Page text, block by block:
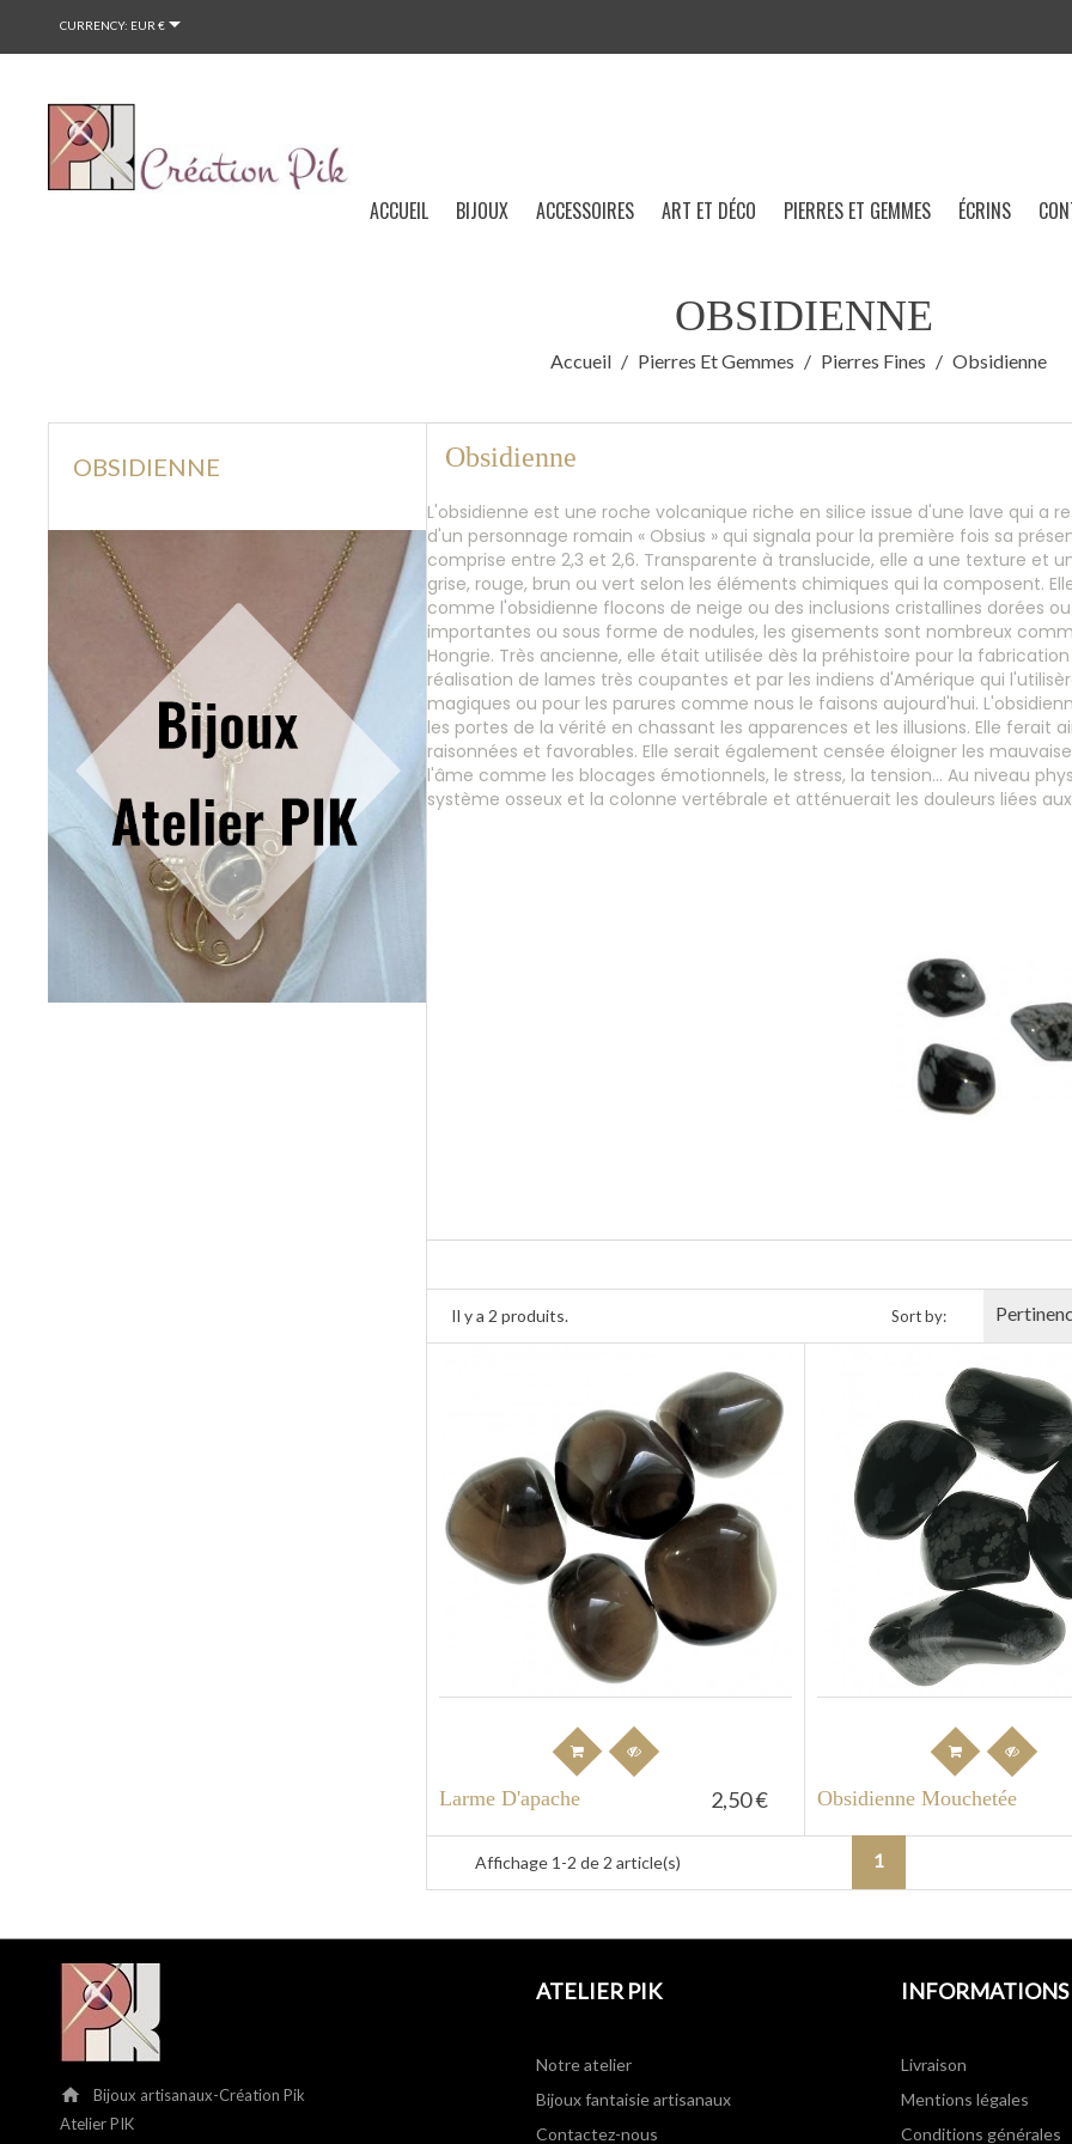
CURRENCY: EUR €
ACCUEIL BIJOUX ACCESSOIRES ART ET DÉCO PIERRES ET GEMMES ÉCRINS
OBSIDIENNE
Accueil Pierres Et Gemmes Pierres Fines Obsidienne
OBSIDIENNE Obsidienne
L'obsidienne est une roche volcanique riche en silice issue d'une lave qui a
d'un personnage romain « Obsius » qui signala pour la première fois sa
comprise entre 2,3 et 2,6. Transparente à translucide, elle a une texture et
grise, rouge, brun ou vert selon les éléments chimiques qui la composent.
comme l'obsidienne flocons de neige ou des inclusions cristallines dorées
importantes ou sous forme de nodules, les gisements sont nombreux
Hongrie. Très ancienne, elle était utilisée dès la préhistoire pour la
réalisation de lames très coupantes et par les indiens d'Amérique qui
magiques ou pour les parures comme nous le faisons aujourd'hui.
les portes de la vérité en chassant les apparences et les illusions. Elle ferait
raisonnées et favorables. Elle serait également censée éloigner les
l'âme comme les blocages émotionnels, le stress, la tension... Au niveau
système osseux et la colonne vertébrale et atténuerait les douleurs liées
Il y a 2 produits. Sort by:
Larme D'apache 2,50 € Obsidienne Mouchetée
Affichage 1-2 de 2 article(s) 1
home
Bijoux artisanaux-Création Pik
Atelier PIK
ATELIER PIK
Notre atelier
Bijoux fantaisie artisanaux
Contactez-nous
INFORMATIONS
Livraison
Mentions légales
Conditions générales